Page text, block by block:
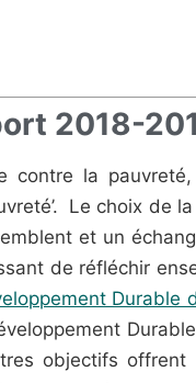
2018-
contre la
Le choix de
et un
de réfléchir
Durable
objectifs offrent